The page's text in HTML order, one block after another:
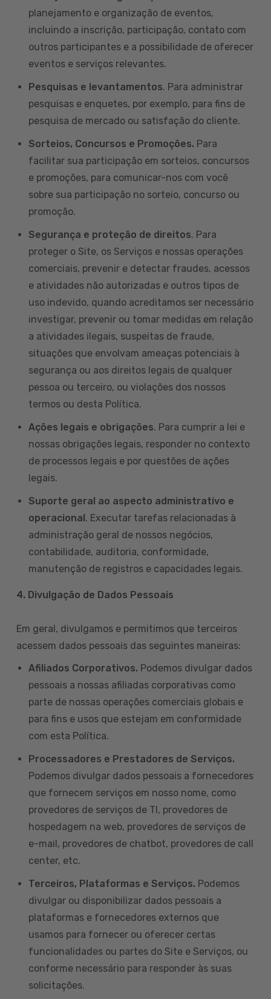
planejamento e organização de eventos,
incluindo a inscrição, participação, contato com
outros participantes e a possibilidade de oferecer
eventos e serviços relevantes.
Pesquisas e levantamentos. Para administrar
pesquisas e enquetes, por exemplo, para fins de
pesquisa de mercado ou satisfação do cliente.
Sorteios, Concursos e Promoções. Para
facilitar sua participação em sorteios, concursos
e promoções, para comunicar-nos com você
sobre sua participação no sorteio, concurso ou
promoção.
Segurança e proteção de direitos. Para
proteger o Site, os Serviços e nossas operações
comerciais, prevenir e detectar fraudes, acessos
e atividades não autorizadas e outros tipos de
uso indevido, quando acreditamos ser necessário
investigar, prevenir ou tomar medidas em relação
a atividades ilegais, suspeitas de fraude,
situações que envolvam ameaças potenciais à
segurança ou aos direitos legais de qualquer
pessoa ou terceiro, ou violações dos nossos
termos ou desta Política.
Ações legais e obrigações. Para cumprir a lei e
nossas obrigações legais, responder no contexto
de processos legais e por questões de ações
legais.
Suporte geral ao aspecto administrativo e
operacional. Executar tarefas relacionadas à
administração geral de nossos negócios,
contabilidade, auditoria, conformidade,
manutenção de registros e capacidades legais.
4. Divulgação de Dados Pessoais
Em geral, divulgamos e permitimos que terceiros
acessem dados pessoais das seguintes maneiras:
Afiliados Corporativos. Podemos divulgar dados
pessoais a nossas afiliadas corporativas como
parte de nossas operações comerciais globais e
para fins e usos que estejam em conformidade
com esta Política.
Processadores e Prestadores de Serviços.
Podemos divulgar dados pessoais a fornecedores
que fornecem serviços em nosso nome, como
provedores de serviços de TI, provedores de
hospedagem na web, provedores de serviços de
e-mail, provedores de chatbot, provedores de call
center, etc.
Terceiros, Plataformas e Serviços. Podemos
divulgar ou disponibilizar dados pessoais a
plataformas e fornecedores externos que
usamos para fornecer ou oferecer certas
funcionalidades ou partes do Site e Serviços, ou
conforme necessário para responder às suas
solicitações.